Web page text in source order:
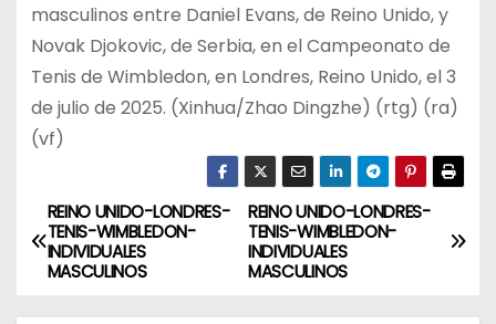
masculinos entre Daniel Evans, de Reino Unido, y
Novak Djokovic, de Serbia, en el Campeonato de
Tenis de Wimbledon, en Londres, Reino Unido, el 3
de julio de 2025. (Xinhua/Zhao Dingzhe) (rtg) (ra)
(vf)
N
a
REINO UNIDO-LONDRES-
TENIS-WIMBLEDON-
INDIVIDUALES
MASCULINOS
REINO UNIDO-LONDRES-
TENIS-WIMBLEDON-
INDIVIDUALES
MASCULINOS